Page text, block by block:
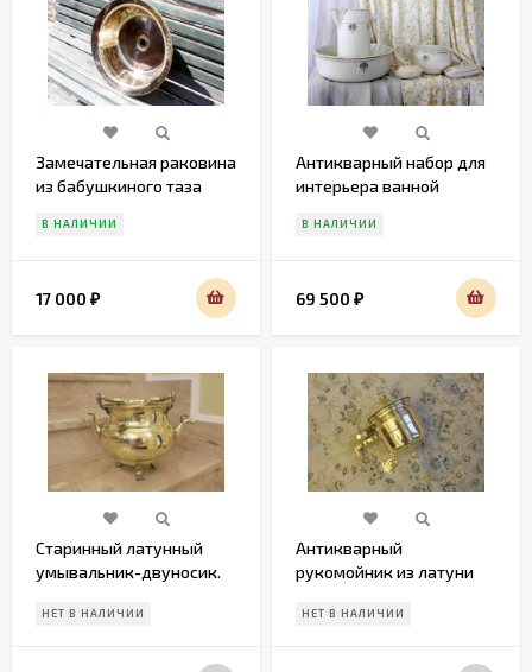
Замечательная раковина
из бабушкиного таза
В НАЛИЧИИ
17 000 ₽
Антикварный набор для
интерьера ванной
В НАЛИЧИИ
69 500 ₽
Старинный латунный
умывальник-двуносик.
НЕТ В НАЛИЧИИ
Антикварный
рукомойник из латуни
НЕТ В НАЛИЧИИ